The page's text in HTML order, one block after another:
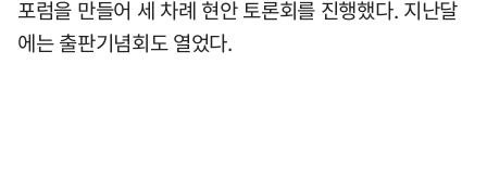
포럼을 만들어 세 차례 현안 토론회를 진행했다. 지난달
에는 출판기념회도 열었다.